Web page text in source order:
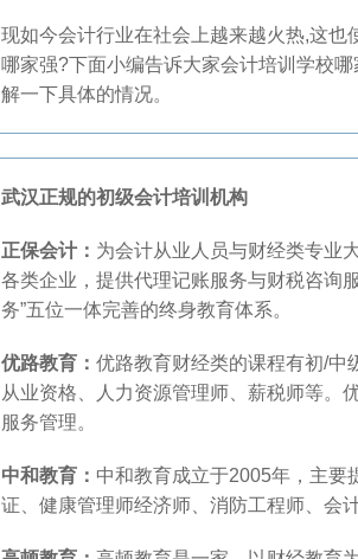
现如今会计行业在社会上越来越火热,这
哪家强?下面小编告诉大家会计培训学校
解一下具体的情况。
武汉正规的初级会计培训机构
正保会计： 为会计从业人员与财经类专业
各类企业，提供代理记账服务与财税咨询
务”五位一体完善的终身教育体系。
优路教育： 优路教育财经类的课程有初/中
从业资格、人力资源管理师、薪税师等。
服务管理。
中和教育： 中和教育成立于2005年，主要
证、健康管理师经济师、消防工程师、会